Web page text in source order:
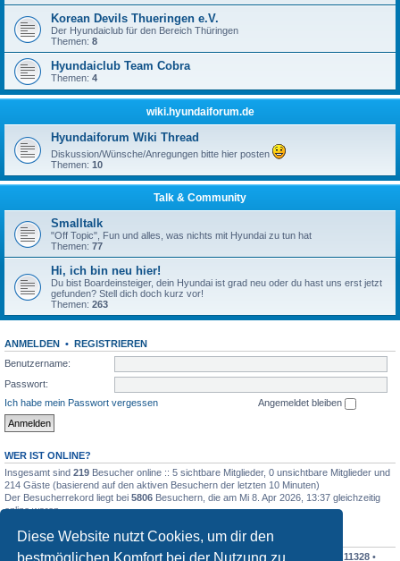
Diese Website nutzt Cookies, um dir den
bestmöglichen Komfort bei der Nutzung zu
Korean Devils Thueringen e.V.
Der Hyundaiclub für den Bereich Thüringen
Themen: 8
Hyundaiclub Team Cobra
Themen: 4
wiki.hyundaiforum.de
Hyundaiforum Wiki Thread
Diskussion/Wünsche/Anregungen bitte hier posten
Themen: 10
Talk & Community
Smalltalk
"Off Topic", Fun und alles, was nichts mit Hyundai zu tun hat
Themen: 77
Hi, ich bin neu hier!
Du bist Boardeinsteiger, dein Hyundai ist grad neu oder du hast uns erst jetzt
gefunden? Stell dich doch kurz vor!
Themen: 263
ANMELDEN • REGISTRIEREN
Benutzername:
Passwort:
Ich habe mein Passwort vergessen
Angemeldet bleiben
WER IST ONLINE?
Insgesamt sind 219 Besucher online :: 5 sichtbare Mitglieder, 0 unsichtbare Mitglieder und
214 Gäste (basierend auf den aktiven Besuchern der letzten 10 Minuten)
Der Besucherrekord liegt bei 5806 Besuchern, die am Mi 8. Apr 2026, 13:37 gleichzeitig
online waren.
STATISTIK
Beiträge insgesamt342544• Themen insgesamt30366• Mitglieder insgesamt 11328 •